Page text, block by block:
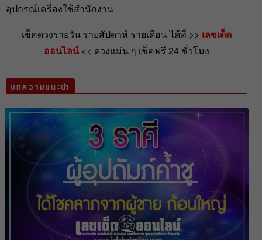
อุปกรณ์เครื่องใช้สำนักงาน
เช็คดวงรายวัน รายสัปดาห์ รายเดือน ได้ที่ >> เลขเด็ด
ออนไลน์ << ดวงแม่น ๆ เช็คฟรี 24 ชั่วโมง
บทความแนะนำ